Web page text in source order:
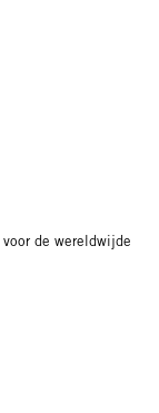
de wereldwijde